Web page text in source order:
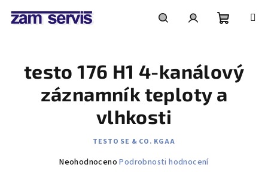
košík
testo 176 H1 4-kanálový
záznamník teploty a
vlhkosti
TESTO SE & CO. KGAA
Průměrné
Neohodnoceno Podrobnosti hodnocení